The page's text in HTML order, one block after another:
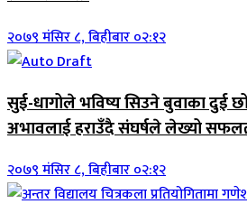
२०७९ मंसिर ८, बिहीबार ०२:१२
सुई-धागोले भविष्य सिउने बुवाका दुई
अभावलाई हराउँदै संघर्षले लेख्यो
२०७९ मंसिर ८, बिहीबार ०२:१२